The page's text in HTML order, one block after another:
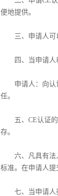
便地提供。
三、申请人可以
四、当申请人和
申请人：向认证
任。
五、CE认证的
存。
六、凡具有法人
标准。在申请人提
七、当申请人委